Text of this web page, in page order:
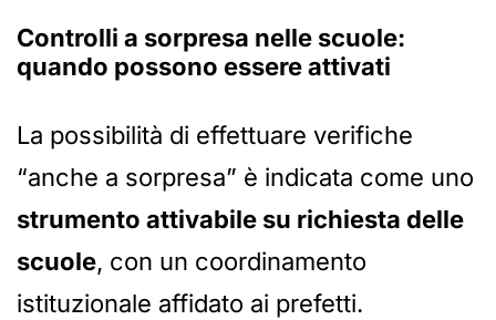
Controlli a sorpresa nelle scuole:
quando possono essere attivati
La possibilità di effettuare verifiche
“anche a sorpresa” è indicata come uno
strumento attivabile su richiesta delle
scuole, con un coordinamento
istituzionale affidato ai prefetti.